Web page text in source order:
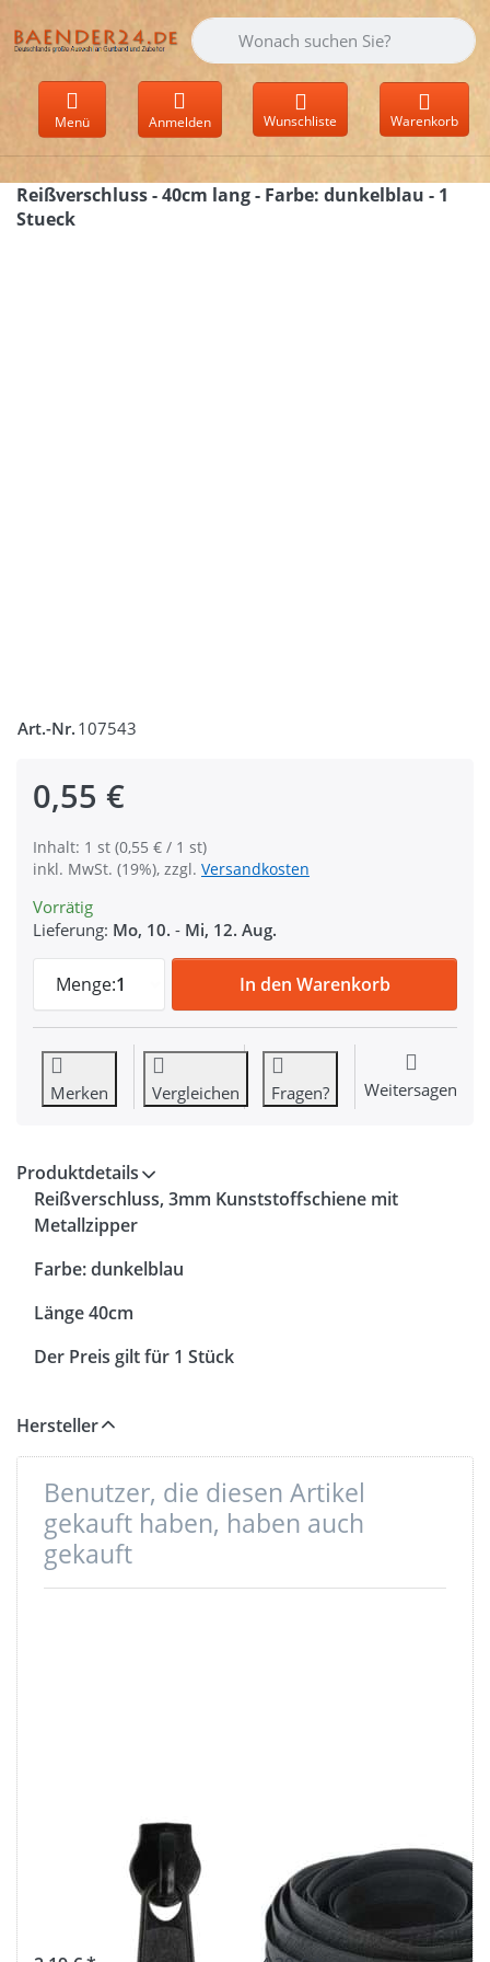
Geben Sie einen Suchbegriff ein.
Menü Anmelden Wunschliste Warenkorb
Reißverschluss - 40cm lang - Farbe: dunkelblau - 1
Stueck
Art.-Nr. 107543
0,55 €
Inhalt: 1 st (0,55 € / 1 st)
inkl. MwSt. (19%), zzgl. Versandkosten
Vorrätig
Lieferung: Mo, 10. - Mi, 12. Aug.
Menge:1
Reißverschluss - 40cm lang - Farbe:
In den Warenkorb
Merken Vergleichen Fragen? Weitersagen
Produktdetails
Reißverschluss, 3mm Kunststoffschiene mit
Metallzipper
Farbe: dunkelblau
Länge 40cm
Der Preis gilt für 1 Stück
Hersteller
Benutzer, die diesen Artikel
gekauft haben, haben auch
gekauft
Zipper für 8mm
Reißverschlüsse,
Farbe: schwarz,
Reißverschluss,
8mm Schiene,
Farbe: schwarz